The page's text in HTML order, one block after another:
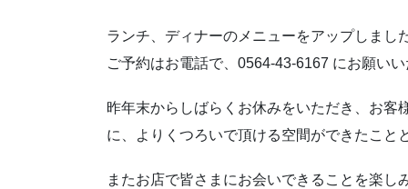
ランチ、ディナーのメニューをアップしました
ご予約はお電話で、0564-43-6167 にお願いい
昨年末からしばらくお休みをいただき、お客
に、よりくつろいで頂ける空間ができたこと
またお店で皆さまにお会いできることを楽し